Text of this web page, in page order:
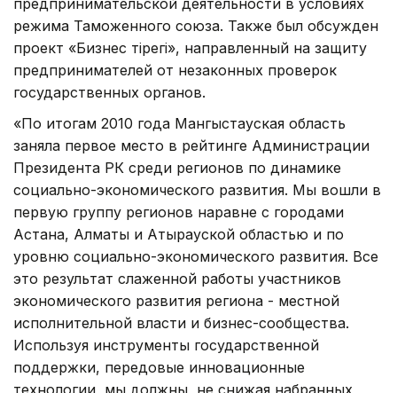
режима Таможенного союза. Также был обсужден
проект «Бизнес тірегі», направленный на защиту
предпринимателей от незаконных проверок
государственных органов.
«По итогам 2010 года Мангыстауская область
заняла первое место в рейтинге Администрации
Президента РК среди регионов по динамике
социально-экономического развития. Мы вошли в
первую группу регионов наравне с городами
Астана, Алматы и Атырауской областью и по
уровню социально-экономического развития. Все
это результат слаженной работы участников
экономического развития региона - местной
исполнительной власти и бизнес-сообщества.
Используя инструменты государственной
поддержки, передовые инновационные
технологии, мы должны, не снижая набранных